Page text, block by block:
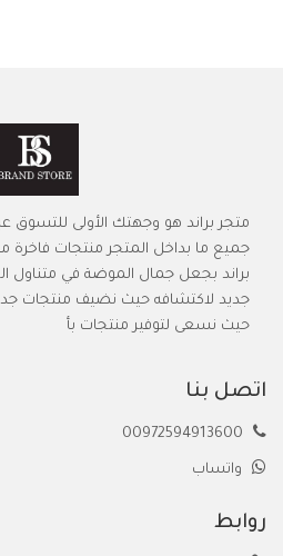
متجر براند هو وجهتك الأولى للتسوق
جميع ما بداخل المتجر منتجات فاخرة
براند بجعل جمال الموضة في متناول
جديد لاكتشافه حيث نضيف منتجات
حيث نسعى لتوفير منتجات بأ
اتصل بنا
واتساب
روابط